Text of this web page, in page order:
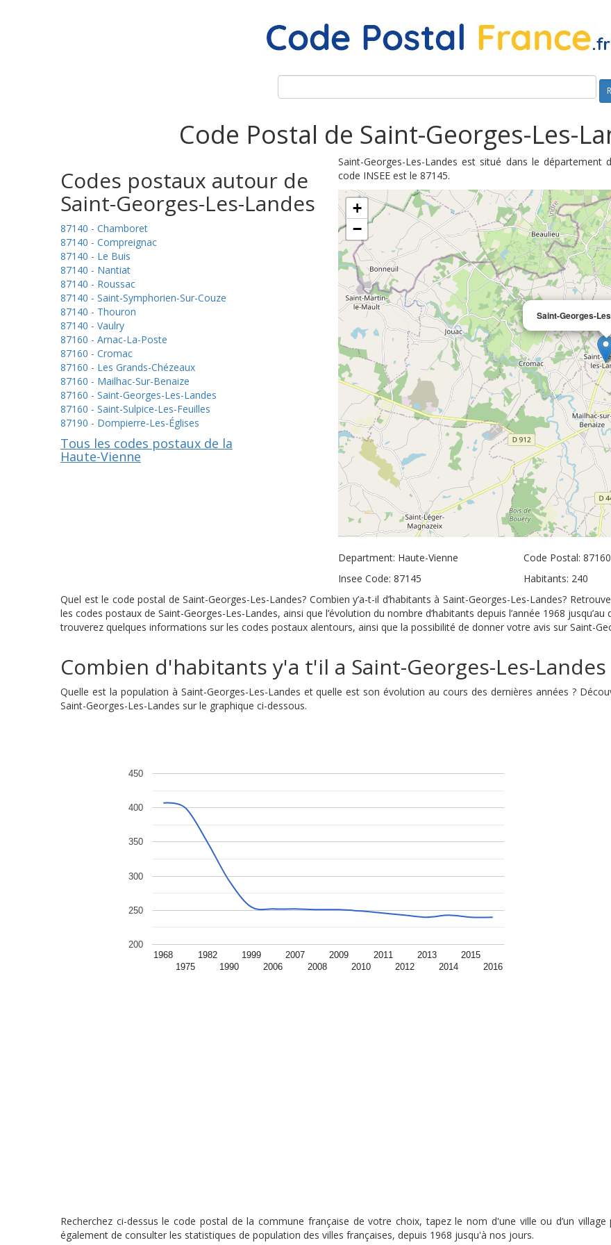
Code Postal de Saint-Georges-Les-
Codes postaux autour de
Saint-Georges-Les-Landes
87140 - Chamboret
87140 - Compreignac
87140 - Le Buis
87140 - Nantiat
87140 - Roussac
87140 - Saint-Symphorien-Sur-Couze
87140 - Thouron
87140 - Vaulry
87160 - Arnac-La-Poste
87160 - Cromac
87160 - Les Grands-Chézeaux
87160 - Mailhac-Sur-Benaize
87160 - Saint-Georges-Les-Landes
87160 - Saint-Sulpice-Les-Feuilles
87190 - Dompierre-Les-Églises
Tous les codes postaux de la
Haute-Vienne
Saint-Georges-Les-Landes est situé dans le
code INSEE est le 87145.
Saint-Georges-
+
−
Department: Haute-Vienne
Insee Code: 87145
Code Postal: 87160
Habitants: 240
Quel est le code postal de Saint-Georges-Les-Landes? Combien y’a-t-il d’habitants à Saint-Georges-Les-Landes?
les codes postaux de Saint-Georges-Les-Landes, ainsi que l’évolution du nombre d’habitants depuis l’année 1968
trouverez quelques informations sur les codes postaux alentours, ainsi que la possibilité de donner votre avis sur Saint-
Combien d'habitants y'a t'il a Saint-Georges-Les-Landes
Quelle est la population à Saint-Georges-Les-Landes et quelle est son évolution au cours des dernières années ?
Saint-Georges-Les-Landes sur le graphique ci-dessous.
1968
1975
1982
1990
1999
2006
2007
2008
2009
2010
2011
2012
2013
2014
2015
2016
200
250
300
350
400
450
Recherchez ci-dessus le code postal de la commune française de votre choix, tapez le nom d'une ville ou d’un
également de consulter les statistiques de population des villes françaises, depuis 1968 jusqu'à nos jours.